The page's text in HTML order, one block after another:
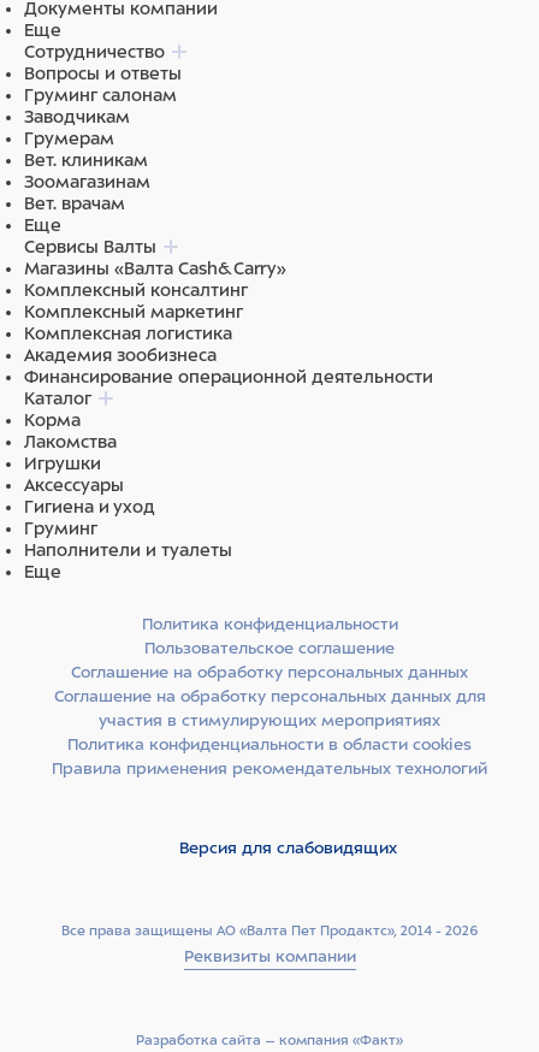
Документы компании
Еще
Сотрудничество
Вопросы и ответы
Груминг салонам
Заводчикам
Грумерам
Вет. клиникам
Зоомагазинам
Вет. врачам
Еще
Сервисы Валты
Магазины «Валта Cash&Carry»
Комплексный консалтинг
Комплексный маркетинг
Комплексная логистика
Академия зообизнеса
Финансирование операционной деятельности
Каталог
Корма
Лакомства
Игрушки
Аксессуары
Гигиена и уход
Груминг
Наполнители и туалеты
Еще
Все права защищены АО «Валта Пет Продактс», 2014 - 2026
Реквизиты компании
Политика конфиденциальности
Пользовательское соглашение
Соглашение на обработку персональных данных
Соглашение на обработку персональных данных для
участия в стимулирующих мероприятиях
Политика конфиденциальности в области cookies
Правила применения рекомендательных технологий
Версия для слабовидящих
Разработка сайта –­ компания «Факт»